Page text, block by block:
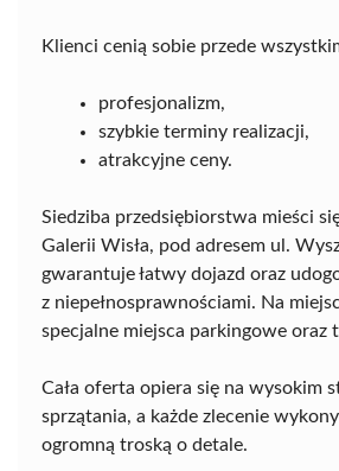
Klienci cenią sobie przede
profesjonalizm,
szybkie terminy realizacji,
atrakcyjne ceny.
Siedziba przedsiębiorstwa mieści
Galerii Wisła, pod adresem ul.
gwarantuje łatwy dojazd oraz
z niepełnosprawnościami. Na
specjalne miejsca parkingowe oraz
Cała oferta opiera się na wysokim
sprzątania, a każde zlecenie
ogromną troską o detale.